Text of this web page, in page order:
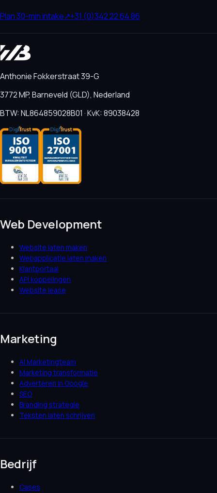
Plan 30-min intake↗+31 (0)342 22 64 86
Anthonie Fokkerstraat 39-G
3772 MP, Barneveld (GLD), Nederland
BTW: NL864859028B01 · KvK: 89038428
Web Development
Website laten maken
Webapplicatie laten maken
Klantportaal
API koppelingen
Website lease
Marketing
AI Marketingteam
Marketing transformatie
Adverteren in Google
SEO
Branding strategie
Teksten laten schrijven
Bedrijf
Cases